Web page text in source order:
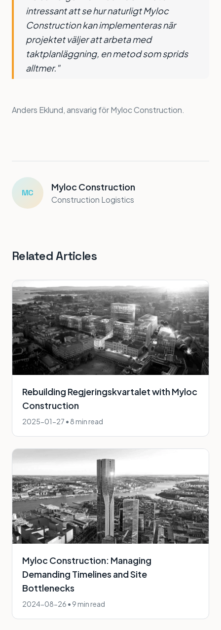
intressant att se hur naturligt Myloc
Construction kan implementeras när
projektet väljer att arbeta med
taktplanläggning, en metod som sprids
alltmer."
Anders Eklund, ansvarig för Myloc Construction.
MC
Myloc Construction
Construction Logistics
Related Articles
Rebuilding Regjeringskvartalet with Myloc
Construction
2025-01-27 • 8 min read
Myloc Construction: Managing
Demanding Timelines and Site
Bottlenecks
2024-08-26 • 9 min read